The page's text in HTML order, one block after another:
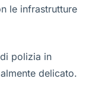
le infrastrutture
polizia in
delicato.